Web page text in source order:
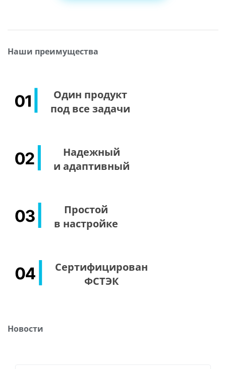
Наши преимущества
Один продукт
под все задачи
Надежный
и адаптивный
Простой
в настройке
Сертифицирован
ФСТЭК
Новости